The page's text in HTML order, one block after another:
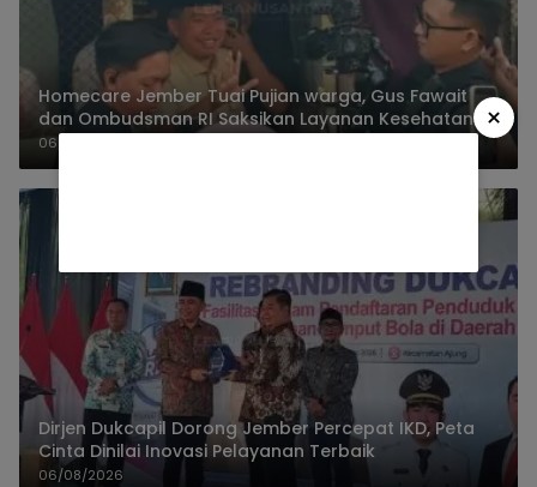
Homecare Jember Tuai Pujian warga, Gus Fawait
dan Ombudsman RI Saksikan Layanan Kesehatan
Rumah Pasien
06/08/2026
Dirjen Dukcapil Dorong Jember Percepat IKD, Peta
Cinta Dinilai Inovasi Pelayanan Terbaik
06/08/2026
×